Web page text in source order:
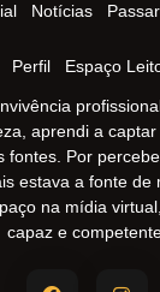
Notícias
Perfil Espaço
aprendi a
fontes. Por
estava a fonte de
na mídia
capaz e